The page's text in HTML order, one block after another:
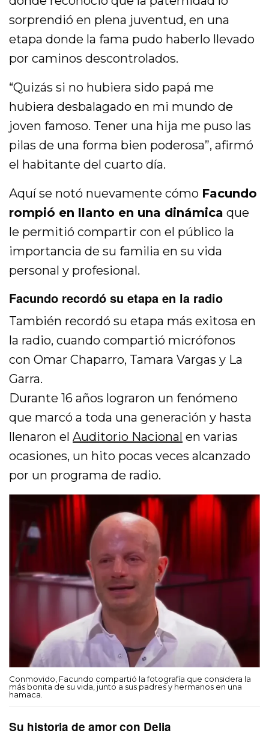
sorprendió en plena juventud, en una
etapa donde la fama pudo haberlo llevado
por caminos descontrolados.
“Quizás si no hubiera sido papá me
hubiera desbalagado en mi mundo de
joven famoso. Tener una hija me puso las
pilas de una forma bien poderosa”, afirmó
el habitante del cuarto día.
Aquí se notó nuevamente cómo Facundo
rompió en llanto en una dinámica que
le permitió compartir con el público la
importancia de su familia en su vida
personal y profesional.
Facundo recordó su etapa en la radio
También recordó su etapa más exitosa en
la radio, cuando compartió micrófonos
con Omar Chaparro, Tamara Vargas y La
Garra.
Durante 16 años lograron un fenómeno
que marcó a toda una generación y hasta
llenaron elAuditorio Nacional en varias
ocasiones, un hito pocas veces alcanzado
por un programa de radio.
Conmovido, Facundo compartió la fotografía que considera la
más bonita de su vida, junto a sus padres y hermanos en una
hamaca.
Su historia de amor con Delia